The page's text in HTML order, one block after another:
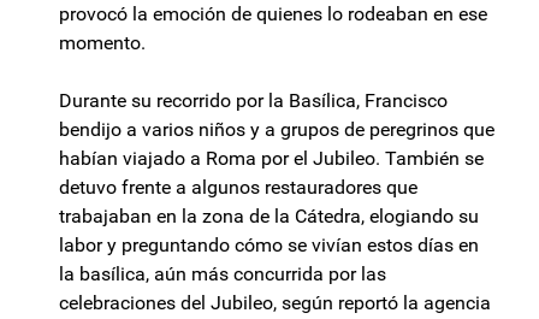
provocó la emoción de quienes lo rodeaban en ese
momento.
Durante su recorrido por la Basílica, Francisco
bendijo a varios niños y a grupos de peregrinos que
habían viajado a Roma por el Jubileo. También se
detuvo frente a algunos restauradores que
trabajaban en la zona de la Cátedra, elogiando su
labor y preguntando cómo se vivían estos días en
la basílica, aún más concurrida por las
celebraciones del Jubileo, según reportó la agencia